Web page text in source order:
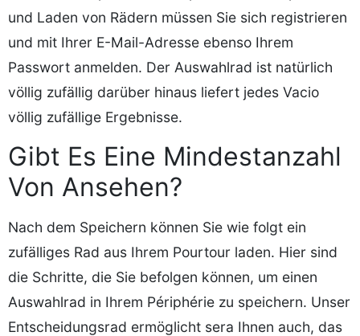
und Laden von Rädern müssen Sie sich registrieren
und mit Ihrer E-Mail-Adresse ebenso Ihrem
Passwort anmelden. Der Auswahlrad ist natürlich
völlig zufällig darüber hinaus liefert jedes Vacio
völlig zufällige Ergebnisse.
Gibt Es Eine Mindestanzahl
Von Ansehen?
Nach dem Speichern können Sie wie folgt ein
zufälliges Rad aus Ihrem Pourtour laden. Hier sind
die Schritte, die Sie befolgen können, um einen
Auswahlrad in Ihrem Périphérie zu speichern. Unser
Entscheidungsrad ermöglicht sera Ihnen auch, das